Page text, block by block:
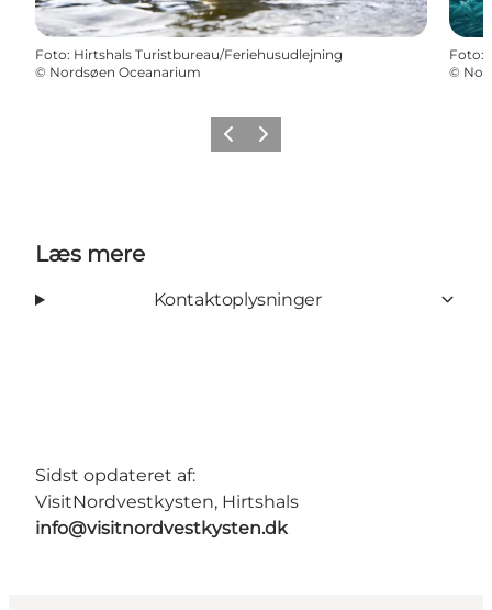
Foto: Hirtshals Turistbureau/Feriehusudlejning
© Nordsøen Oceanarium
Foto:
©
ForrigeNæste
Læs mere
Kontaktoplysninger
Sidst opdateret af:
VisitNordvestkysten, Hirtshals
info@visitnordvestkysten.dk